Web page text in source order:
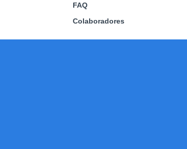
FAQ
Colaboradores